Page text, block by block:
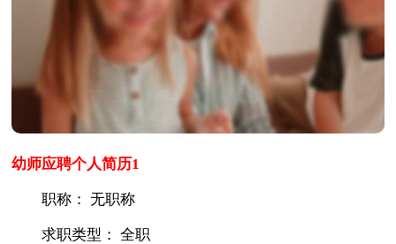
幼师应聘个人简历1
职称： 无职称
求职类型： 全职